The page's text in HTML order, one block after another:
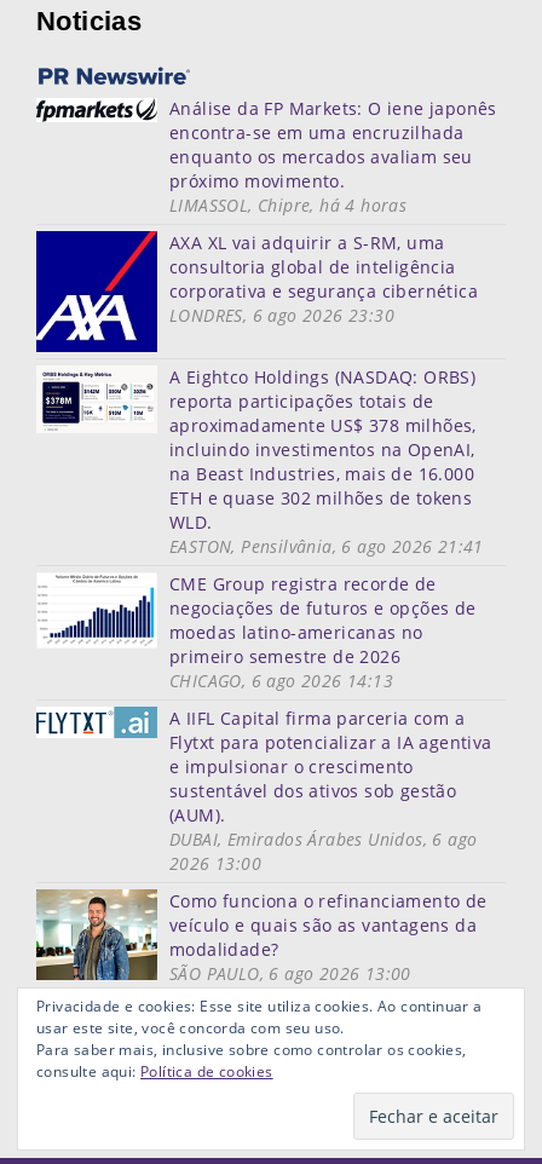
Noticias
Análise da FP Markets: O iene japonês
encontra-se em uma encruzilhada
enquanto os mercados avaliam seu
próximo movimento.
LIMASSOL, Chipre, há 4 horas
AXA XL vai adquirir a S-RM, uma
consultoria global de inteligência
corporativa e segurança cibernética
LONDRES, 6 ago 2026 23:30
A Eightco Holdings (NASDAQ: ORBS)
reporta participações totais de
aproximadamente US$ 378 milhões,
incluindo investimentos na OpenAI,
na Beast Industries, mais de 16.000
ETH e quase 302 milhões de tokens
WLD.
EASTON, Pensilvânia, 6 ago 2026 21:41
CME Group registra recorde de
negociações de futuros e opções de
moedas latino-americanas no
primeiro semestre de 2026
CHICAGO, 6 ago 2026 14:13
A IIFL Capital firma parceria com a
Flytxt para potencializar a IA agentiva
e impulsionar o crescimento
sustentável dos ativos sob gestão
(AUM).
DUBAI, Emirados Árabes Unidos, 6 ago
2026 13:00
Como funciona o refinanciamento de
veículo e quais são as vantagens da
modalidade?
SÃO PAULO, 6 ago 2026 13:00
Mais notícias
Mapa do site Termos de usoPrivacidadeLinks ùteis
Privacidade e cookies: Esse site utiliza cookies. Ao continuar a
usar este site, você concorda com seu uso.
Para saber mais, inclusive sobre como controlar os cookies,
consulte aqui: Política de cookies